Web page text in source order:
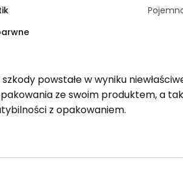
powstałe w wyniku
ze swoim produktem, a
z opakowaniem.